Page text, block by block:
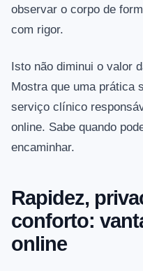
observar o corpo de
com rigor.
Isto não diminui o valor
Mostra que uma prática
serviço clínico
online. Sabe quando
encaminhar.
Rapidez,
conforto:
online